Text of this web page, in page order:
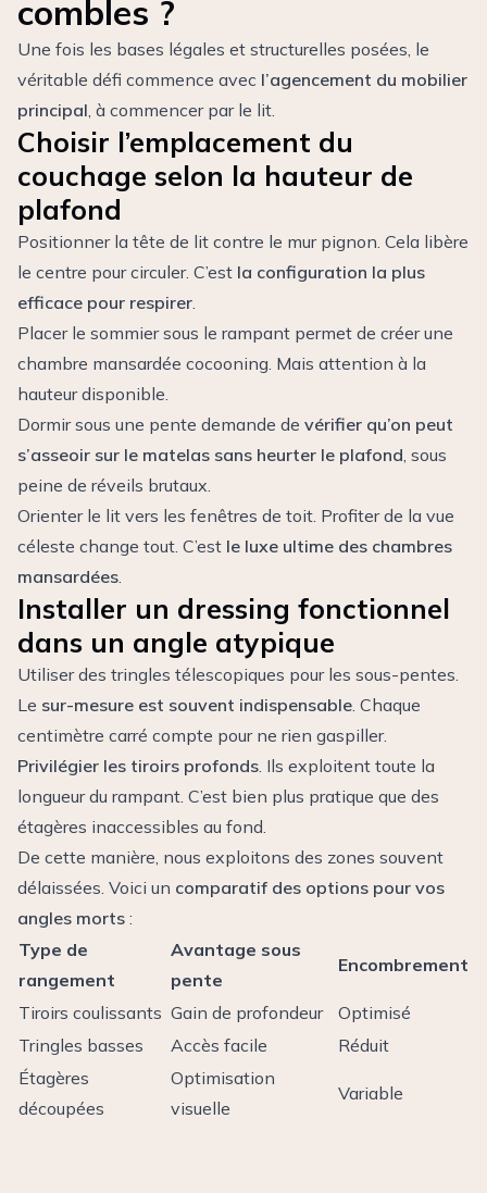
combles ?
Une fois les bases légales et structurelles posées, le
véritable défi commence avec l’agencement du mobilier
principal, à commencer par le lit.
Choisir l’emplacement du
couchage selon la hauteur de
plafond
Positionner la tête de lit contre le mur pignon. Cela libère
le centre pour circuler. C’est la configuration la plus
efficace pour respirer.
Placer le sommier sous le rampant permet de créer une
chambre mansardée cocooning. Mais attention à la
hauteur disponible.
Dormir sous une pente demande de vérifier qu’on peut
s’asseoir sur le matelas sans heurter le plafond, sous
peine de réveils brutaux.
Orienter le lit vers les fenêtres de toit. Profiter de la vue
céleste change tout. C’est le luxe ultime des chambres
mansardées.
Installer un dressing fonctionnel
dans un angle atypique
Utiliser des tringles télescopiques pour les sous-pentes.
Le sur-mesure est souvent indispensable. Chaque
centimètre carré compte pour ne rien gaspiller.
Privilégier les tiroirs profonds. Ils exploitent toute la
longueur du rampant. C’est bien plus pratique que des
étagères inaccessibles au fond.
De cette manière, nous exploitons des zones souvent
délaissées. Voici un comparatif des options pour vos
angles morts :
Type de
rangement
Avantage sous
pente
Encombrement
Tiroirs coulissants Gain de profondeur
Optimisé
Tringles basses
Accès facile
Réduit
Étagères
découpées
Optimisation
visuelle
Variable